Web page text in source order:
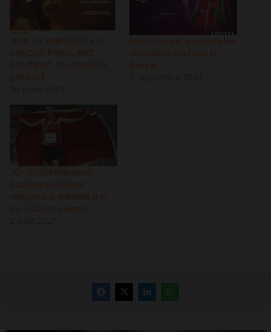
JEUX OLYMPIQUES LA
BANQUE POPULAIRE
SOUTIENT SOUFIANE EL
BAKKALI
inwi s’associe au champion
olympique Soufiane El
Bakkali
JO-2020/Athlétisme:
Soufiane El Bakkali
remporte la médaille d’or
du 3.000 m steeple